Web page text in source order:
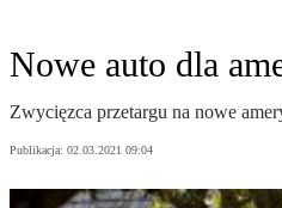
Nowe auto dla
Zwycięzca przetargu na nowe
Publikacja: 02.03.2021 09:04